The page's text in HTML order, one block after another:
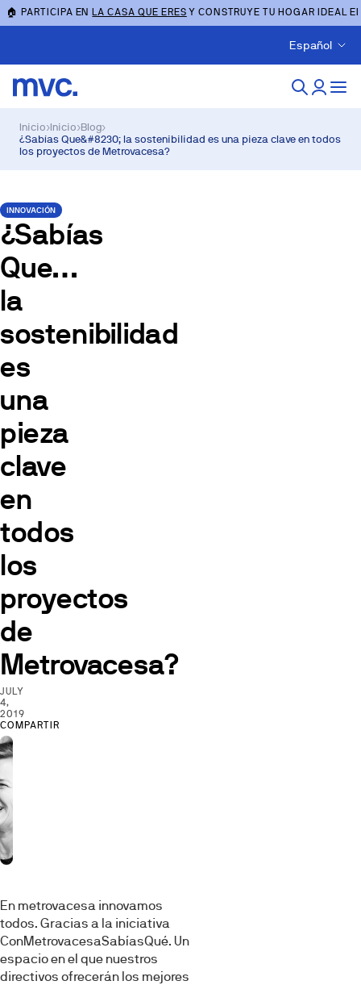
🏠 PARTICIPA ENLA CASA QUE ERES Y CONSTRUYE TU HOGAR IDEAL
Español
Inicio›Inicio›Blog›
¿Sabías Que&#8230; la sostenibilidad es una pieza clave en todos
los proyectos de Metrovacesa?
INNOVACIÓN
¿Sabías
Que…
la
sostenibilidad
es
una
pieza
clave
en
todos
los
proyectos
de
Metrovacesa?
JULY
4,
2019
COMPARTIR
En metrovacesa innovamos
todos. Gracias a la iniciativa
ConMetrovacesaSabíasQué. Un
espacio en el que nuestros
directivos ofrecerán los mejores